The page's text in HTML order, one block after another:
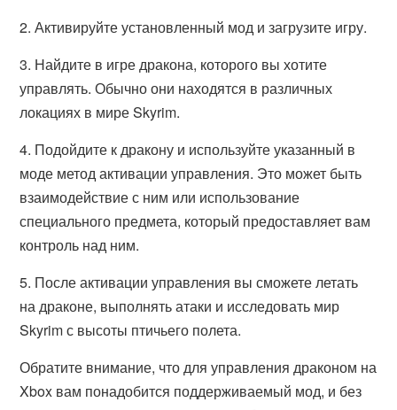
2. Активируйте установленный мод и загрузите игру.
3. Найдите в игре дракона, которого вы хотите
управлять. Обычно они находятся в различных
локациях в мире Skyrim.
4. Подойдите к дракону и используйте указанный в
моде метод активации управления. Это может быть
взаимодействие с ним или использование
специального предмета, который предоставляет вам
контроль над ним.
5. После активации управления вы сможете летать
на драконе, выполнять атаки и исследовать мир
Skyrim с высоты птичьего полета.
Обратите внимание, что для управления драконом на
Xbox вам понадобится поддерживаемый мод, и без